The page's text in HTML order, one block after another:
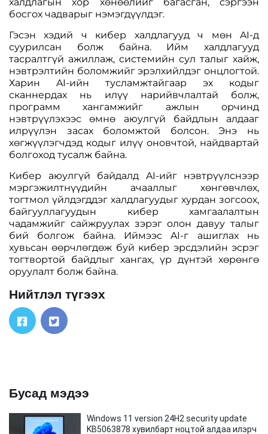
халдлагын хор хөнөөлийг багасган, сэргээн
босгох чадварыг нэмэгдүүлдэг.
Гэсэн хэдий ч кибер халдлагууд ч мөн AI-д
суурилсан болж байна. Ийм халдлагууд
тасралтгүй ажиллаж, системийн сул талыг хайж,
нэвтрэлтийн боломжийг эрэлхийлдэг онцлогтой.
Харин AI-ийн тусламжтайгаар эх кодыг
сканнердах нь илүү нарийвчлалтай болж,
программ хангамжийг ажлын орчинд
нэвтрүүлэхээс өмнө аюулгүй байдлын алдааг
илрүүлэн засах боломжтой болсон. Энэ нь
хөгжүүлэгчдэд кодыг илүү оновчтой, найдвартай
болгоход тусалж байна.
Кибер аюулгүй байдалд AI-ийг нэвтрүүлснээр
мэргэжилтнүүдийн ачааллыг хөнгөвчлөх,
тогтмол үйлдэгддэг халдлагуудыг хурдан зогсоох,
байгууллагуудын кибер хамгаалалтын
чадамжийг сайжруулах зэрэг олон давуу талыг
бий болгож байна. Иймээс AI-г ашиглах нь
хувьсан өөрчлөгдөж буй кибер эрсдэлийн эсрэг
тогтвортой байдлыг хангах, үр дүнтэй хөрөнгө
оруулалт болж байна.
Нийтлэл түгээх
Бусад мэдээ
Windows 11 version 24H2 security update
KB5063878 хувилбарт ноцтой алдаа илэрч